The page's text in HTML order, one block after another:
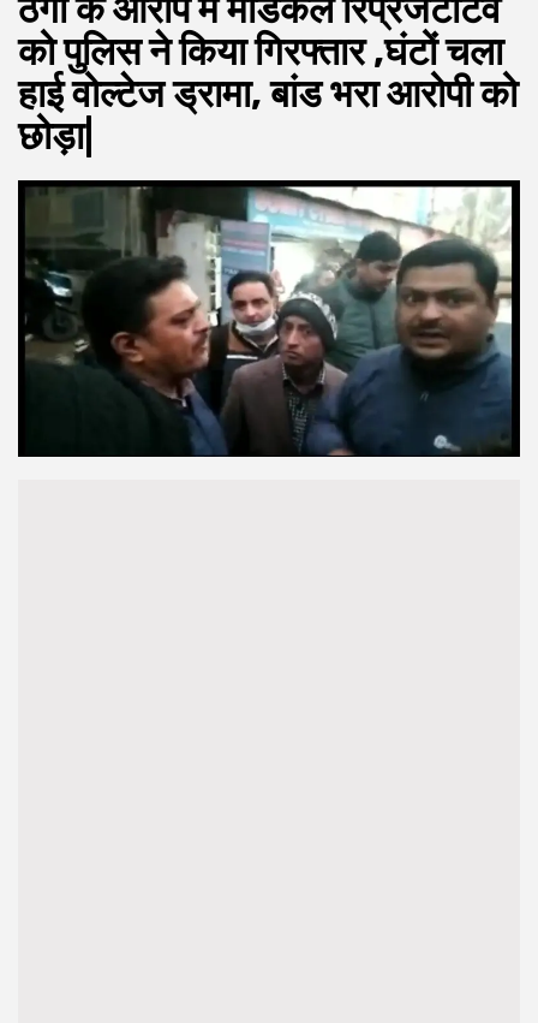
ठगी के आरोप में मेडिकल रिप्रेजेंटेटिव
को पुलिस ने किया गिरफ्तार ,घंटों चला
हाई वोल्टेज ड्रामा, बांड भरा आरोपी को
छोड़ा|